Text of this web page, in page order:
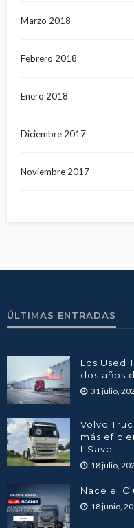
Marzo 2018
Febrero 2018
Enero 2018
Diciembre 2017
Noviembre 2017
ÚLTIMAS ENTRADAS
Los Used
dos años
31 julio,
Volvo
más
I-Save
18 julio,
Nace el
18 junio,